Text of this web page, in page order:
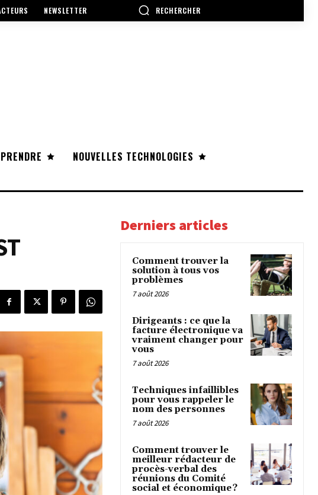
NEWSLETTER RECHERCHER
NOUVELLES TECHNOLOGIES
Derniers articles
Comment trouver la
solution à tous vos
problèmes
7 août 2026
Dirigeants : ce que la
facture électronique va
vraiment changer pour
vous
7 août 2026
Techniques infaillibles
pour vous rappeler le
nom des personnes
7 août 2026
Comment trouver le
meilleur rédacteur de
procès-verbal des
réunions du Comité
social et économique ?